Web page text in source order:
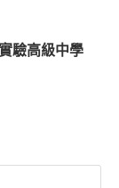
驗高級中學